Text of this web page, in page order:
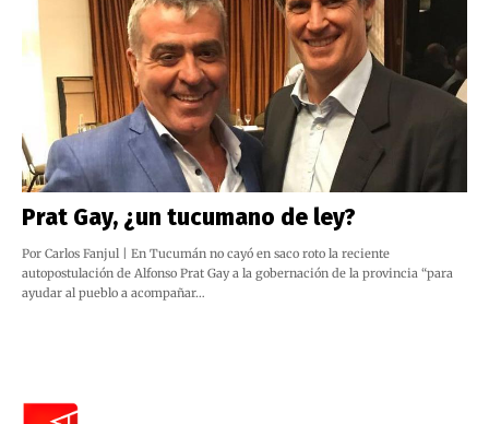
Prat Gay, ¿un tucumano de ley?
Por Carlos Fanjul | En Tucumán no cayó en saco roto la reciente
autopostulación de Alfonso Prat Gay a la gobernación de la provincia “para
ayudar al pueblo a acompañar…